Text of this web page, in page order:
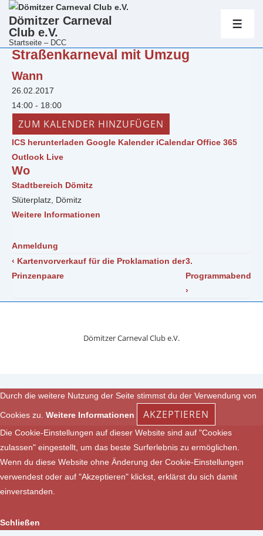
Dömitzer Carneval
Club e.V.
Startseite – DCC
Straßenkarneval mit Umzug
Wann
26.02.2017
14:00 - 18:00
ZUM KALENDER HINZUFÜGEN
ICS herunterladen Google Kalender iCalendar Office 365
Outlook Live
Wo
Stadtbereich Dömitz
Slüterplatz, Dömitz
Weitere Informationen
Anmeldung
Beitragsnavigation
Vorheriger
Beitrag
‹ Kartenvorverkauf für die Proklamation der
Prinzenpaare
Nächster
Beitrag
ist
3.
Programmabend
›
Dömitzer Carneval Club e.V.
Durch die weitere Nutzung der Seite stimmst du der Verwendung von
Cookies zu. Weitere Informationen AKZEPTIEREN
Die Cookie-Einstellungen auf dieser Website sind auf "Cookies
zulassen" eingestellt, um das beste Surferlebnis zu ermöglichen.
Wenn du diese Website ohne Änderung der Cookie-Einstellungen
verwendest oder auf "Akzeptieren" klickst, erklärst du sich damit
einverstanden.
Schließen